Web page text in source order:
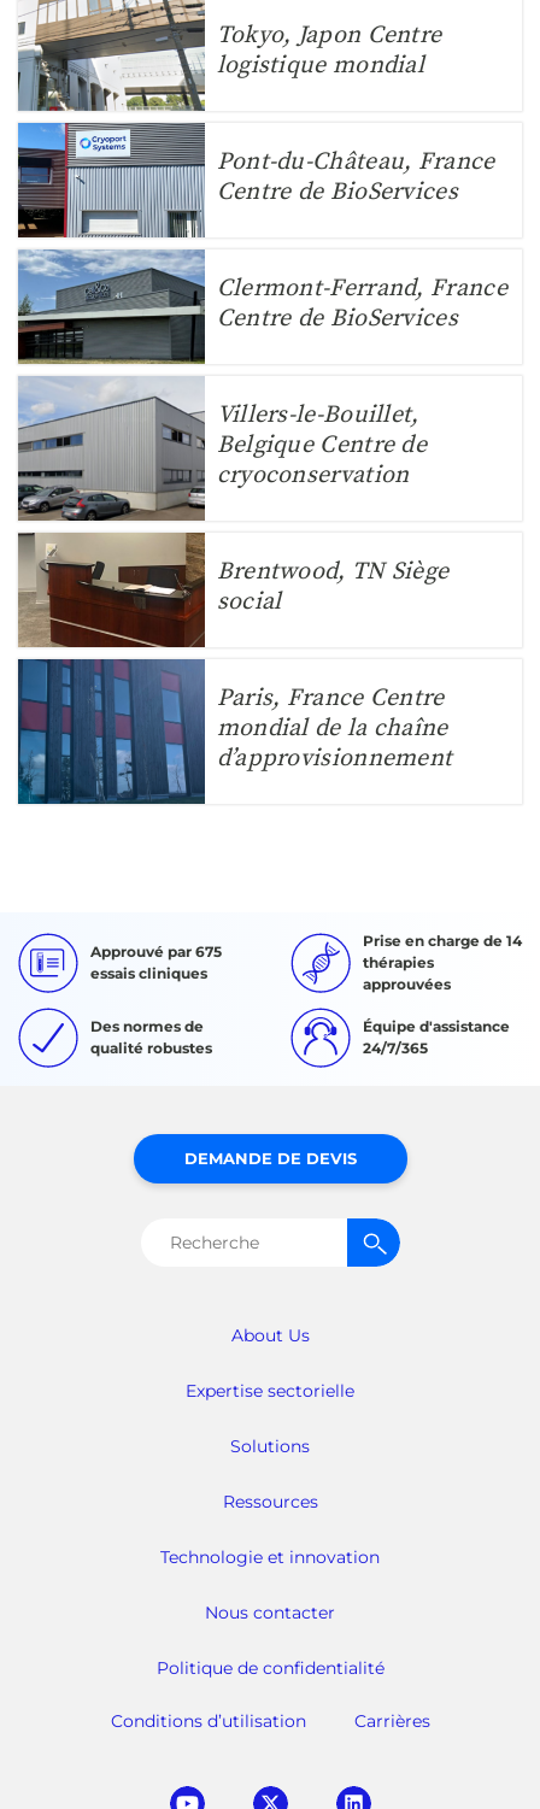
Tokyo, Japon Centre
logistique mondial
Pont-du-Château, France
Centre de BioServices
Clermont-Ferrand, France
Centre de BioServices
Villers-le-Bouillet,
Belgique Centre de
cryoconservation
Brentwood, TN Siège
social
Paris, France Centre
mondial de la chaîne
d’approvisionnement
Approuvé par 675
essais cliniques
Prise en charge de 14
thérapies
approuvées
Des normes de
qualité robustes
Équipe d'assistance
24/7/365
About Us
Expertise sectorielle
Solutions
Ressources
Technologie et innovation
Nous contacter
Politique de confidentialité
Conditions d’utilisation Carrières
DEMANDE DE DEVIS
Rechercher :